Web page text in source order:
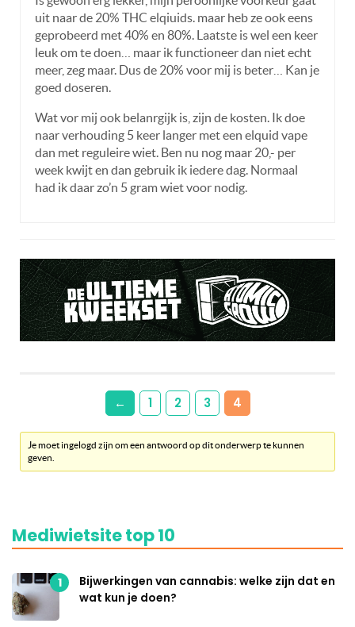
uit naar de 20% THC elqiuids. maar heb ze ook eens
geprobeerd met 40% en 80%. Laatste is wel een keer
leuk om te doen… maar ik functioneer dan niet echt
meer, zeg maar. Dus de 20% voor mij is beter… Kan je
goed doseren.
Wat vor mij ook belanrgijk is, zijn de kosten. Ik doe
naar verhouding 5 keer langer met een elquid vape
dan met reguleire wiet. Ben nu nog maar 20,- per
week kwijt en dan gebruik ik iedere dag. Normaal
had ik daar zo’n 5 gram wiet voor nodig.
← 1 2 3 4
Je moet ingelogd zijn om een antwoord op dit onderwerp te kunnen
geven.
Mediwietsite top 10
1
Bijwerkingen van cannabis: welke zijn dat en
wat kun je doen?